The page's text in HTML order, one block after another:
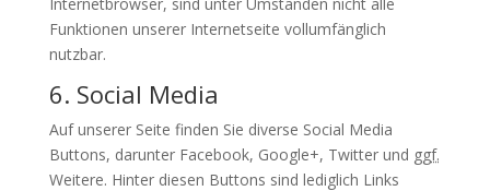
Funktionen unserer Internetseite vollumfänglich
nutzbar.
6. Social Media
Auf unserer Seite finden Sie diverse Social Media
Buttons, darunter Facebook, Google+, Twitter und ggf.
Weitere. Hinter diesen Buttons sind lediglich Links